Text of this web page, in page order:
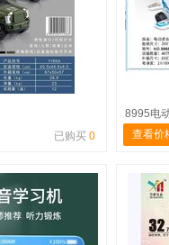
已购买 0
8995电
查看价